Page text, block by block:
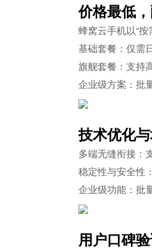
价格最低
蜂窝云手机以“按
基础套餐：仅需
旗舰套餐：支持
企业级方案：批
技术优化
多端无缝衔接：
稳定性与安全性
企业级功能：批
用户口碑